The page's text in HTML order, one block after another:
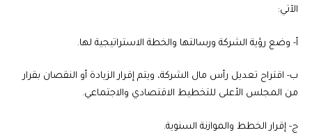
الآتي:
‌أ- وضع رؤية الشركة ورسالتها والخطة الاستراتيجية لها.
‌ب- اقتراح تعديل رأس مال الشركة، ويتم إقرار الزيادة أو النقصان بقرار
من المجلس الأعلى للتخطيط الاقتصادي والاجتماعي.
‌ج- إقرار الخطط والموازنة السنوية.